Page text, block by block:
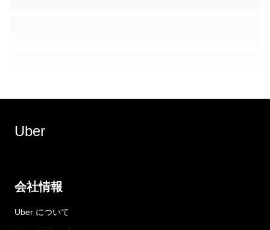
Uber
会社情報
Uber について